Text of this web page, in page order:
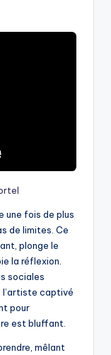
une fois de plus
de limites. Ce
plonge le
la réflexion.
sociales
l’artiste captivé
pour
est bluffant.
mêlant